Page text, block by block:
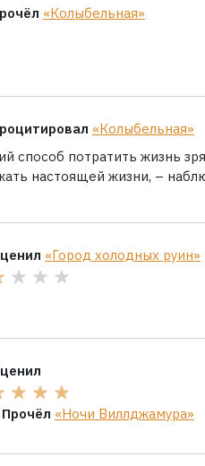
«Колыбельная»
«Колыбельная»
способ потратить жизнь
настоящей жизни, –
«Город холодных руин»
Прочёл «Ночи Виллджамура»